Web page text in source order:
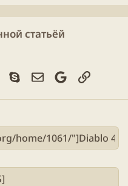
статьёй
SkypeЭлектронная
GoogleСсылка